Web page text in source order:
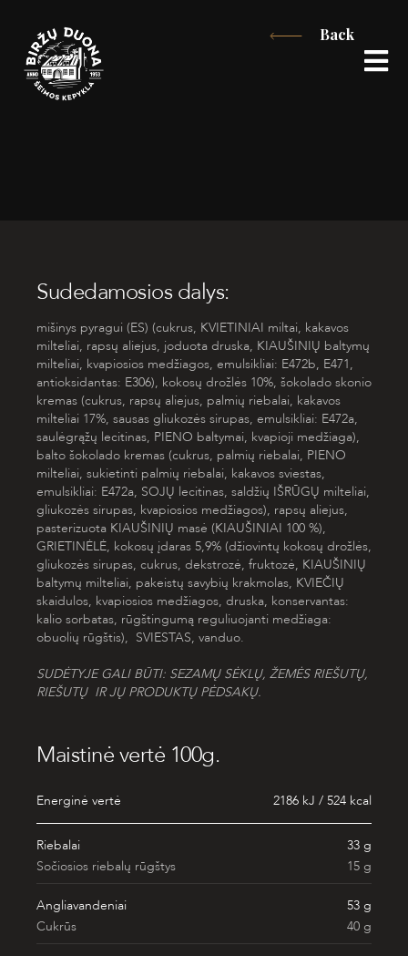
content
Back
Sudedamosios dalys:
mišinys pyragui (ES) (cukrus, KVIETINIAI miltai, kakavos
milteliai, rapsų aliejus, joduota druska, KIAUŠINIŲ baltymų
milteliai, kvapiosios medžiagos, emulsikliai: E472b, E471,
antioksidantas: E306), kokosų drožlės 10%, šokolado skonio
kremas (cukrus, rapsų aliejus, palmių riebalai, kakavos
milteliai 17%, sausas gliukozės sirupas, emulsikliai: E472a,
saulėgrąžų lecitinas, PIENO baltymai, kvapioji medžiaga),
balto šokolado kremas (cukrus, palmių riebalai, PIENO
milteliai, sukietinti palmių riebalai, kakavos sviestas,
emulsikliai: E472a, SOJŲ lecitinas, saldžių IŠRŪGŲ milteliai,
gliukozės sirupas, kvapiosios medžiagos), rapsų aliejus,
pasterizuota KIAUŠINIŲ masė (KIAUŠINIAI 100 %),
GRIETINĖLĖ, kokosų įdaras 5,9% (džiovintų kokosų drožlės,
gliukozės sirupas, cukrus, dekstrozė, fruktozė, KIAUŠINIŲ
baltymų milteliai, pakeistų savybių krakmolas, KVIEČIŲ
skaidulos, kvapiosios medžiagos, druska, konservantas:
kalio sorbatas, rūgštingumą reguliuojanti medžiaga:
obuolių rūgštis), SVIESTAS, vanduo.
SUDĖTYJE GALI BŪTI: SEZAMŲ SĖKLŲ, ŽEMĖS RIEŠUTŲ,
RIEŠUTŲ IR JŲ PRODUKTŲ PĖDSAKŲ.
Maistinė vertė 100g.
Energinė vertė 2186 kJ / 524 kcal
Riebalai
33 g
Sočiosios riebalų rūgštys
15 g
Angliavandeniai
53 g
Cukrūs
40 g